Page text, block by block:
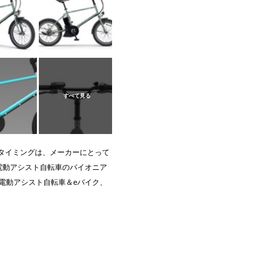
イミングは、メーカーにとって
アシスト自転車のパイオニア
アシスト自転車＆eバイク、